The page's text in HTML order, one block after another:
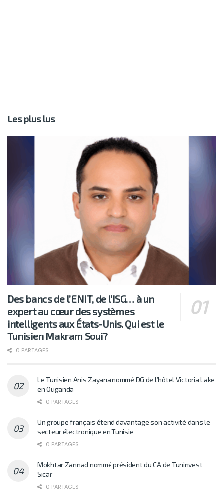
Les plus lus
Des bancs de l’ENIT, de l’ISG… à un
expert au cœur des systèmes
intelligents aux États-Unis. Qui est le
Tunisien Makram Soui?
0 PARTAGES
Le Tunisien Anis Zayana nommé DG de l’hôtel Victoria Lake
en Ouganda
0 PARTAGES
Un groupe français étend davantage son activité dans le
secteur électronique en Tunisie
0 PARTAGES
Mokhtar Zannad nommé président du CA de Tuninvest
Sicar
0 PARTAGES